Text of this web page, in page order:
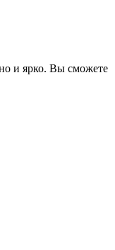
и ярко. Вы сможете